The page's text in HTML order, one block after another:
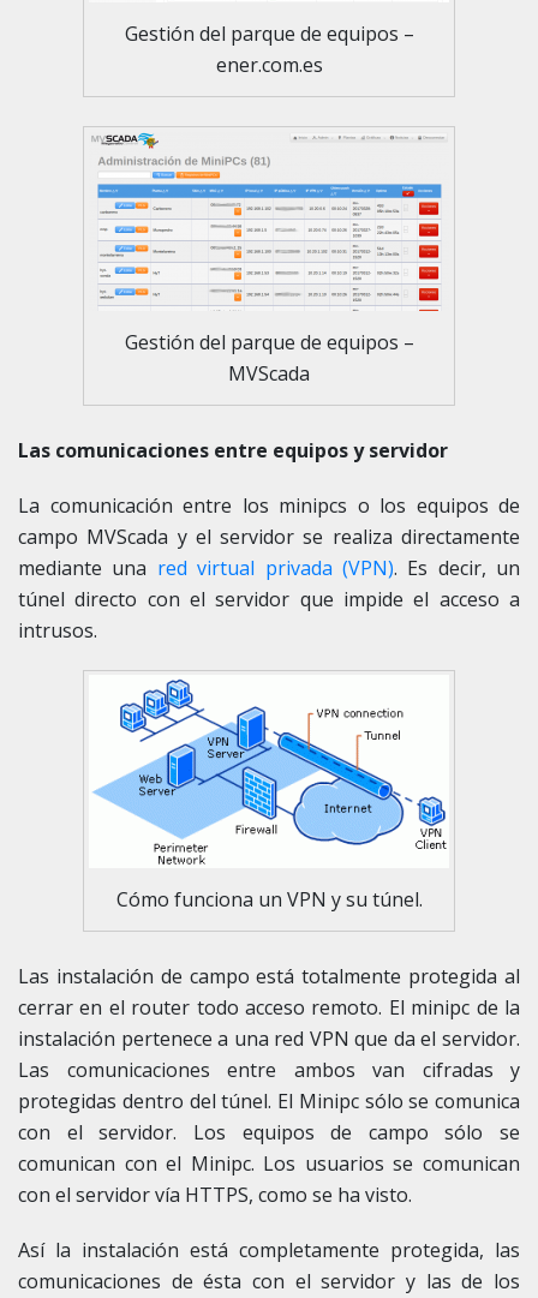
Gestión del parque de equipos –
ener.com.es
Gestión del parque de equipos –
MVScada
Las comunicaciones entre equipos y servidor
La comunicación entre los minipcs o los equipos de
campo MVScada y el servidor se realiza directamente
mediante una red virtual privada (VPN). Es decir, un
túnel directo con el servidor que impide el acceso a
intrusos.
Cómo funciona un VPN y su túnel.
Las instalación de campo está totalmente protegida al
cerrar en el router todo acceso remoto. El minipc de la
instalación pertenece a una red VPN que da el servidor.
Las comunicaciones entre ambos van cifradas y
protegidas dentro del túnel. El Minipc sólo se comunica
con el servidor. Los equipos de campo sólo se
comunican con el Minipc. Los usuarios se comunican
con el servidor vía HTTPS, como se ha visto.
Así la instalación está completamente protegida, las
comunicaciones de ésta con el servidor y las de los